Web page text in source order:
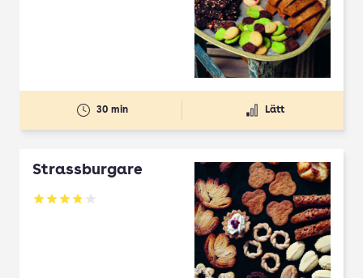
30 min Lätt
Strassburgare
Betyg: 3.78 av 5